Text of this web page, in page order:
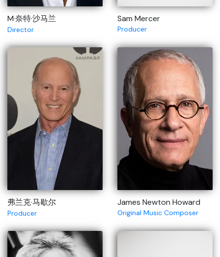
M·奈特·沙马兰
Director
Sam Mercer
Producer
弗兰克·马歇尔
Producer
James Newton Howard
Original Music Composer